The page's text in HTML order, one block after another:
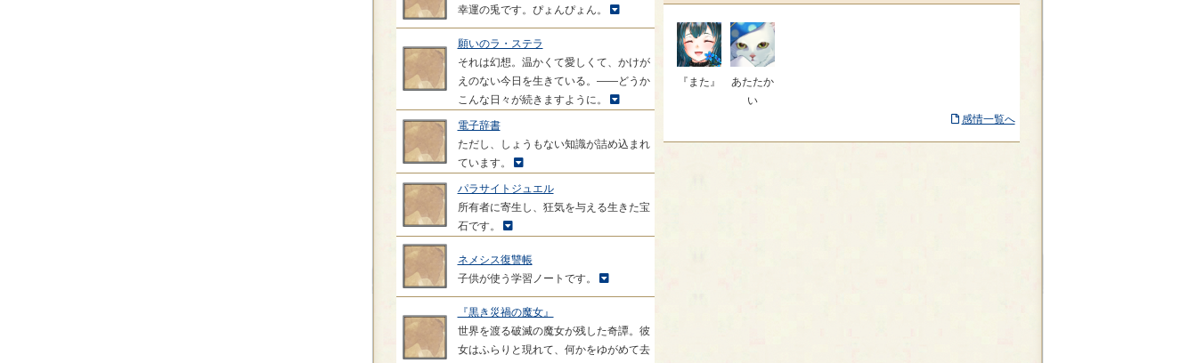
幸運の兎です。ぴょんぴょん。
願いのラ・ステラ
それは幻想。温かくて愛しくて、かけが
えのない今日を生きている。――どうか
こんな日々が続きますように。
電子辞書
ただし、しょうもない知識が詰め込まれ
ています。
パラサイトジュエル
所有者に寄生し、狂気を与える生きた宝
石です。
ネメシス復讐帳
子供が使う学習ノートです。
『黒き災禍の魔女』
世界を渡る破滅の魔女が残した奇譚。彼
女はふらりと現れて、何かをゆがめて去
『また』
あたたか
い
感情一覧へ